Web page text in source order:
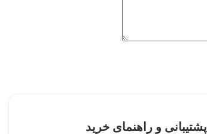
پشتیبانی و راهنمای خرید